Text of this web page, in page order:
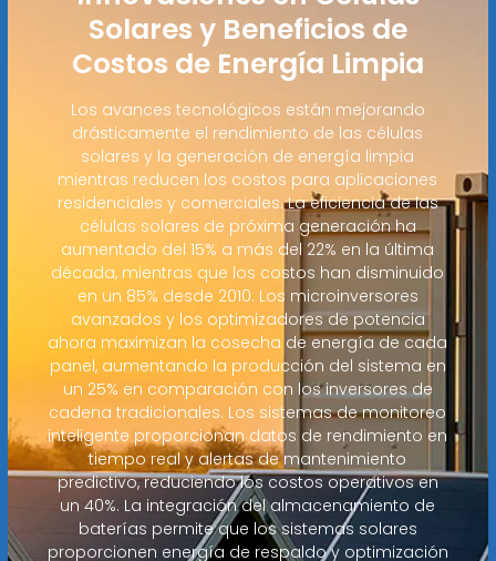
Solares y Beneficios de
Costos de Energía Limpia
Los avances tecnológicos están mejorando
drásticamente el rendimiento de las células
solares y la generación de energía limpia
mientras reducen los costos para aplicaciones
residenciales y comerciales. La eficiencia de las
células solares de próxima generación ha
aumentado del 15% a más del 22% en la última
década, mientras que los costos han disminuido
en un 85% desde 2010. Los microinversores
avanzados y los optimizadores de potencia
ahora maximizan la cosecha de energía de cada
panel, aumentando la producción del sistema en
un 25% en comparación con los inversores de
cadena tradicionales. Los sistemas de monitoreo
inteligente proporcionan datos de rendimiento en
tiempo real y alertas de mantenimiento
predictivo, reduciendo los costos operativos en
un 40%. La integración del almacenamiento de
baterías permite que los sistemas solares
proporcionen energía de respaldo y optimización